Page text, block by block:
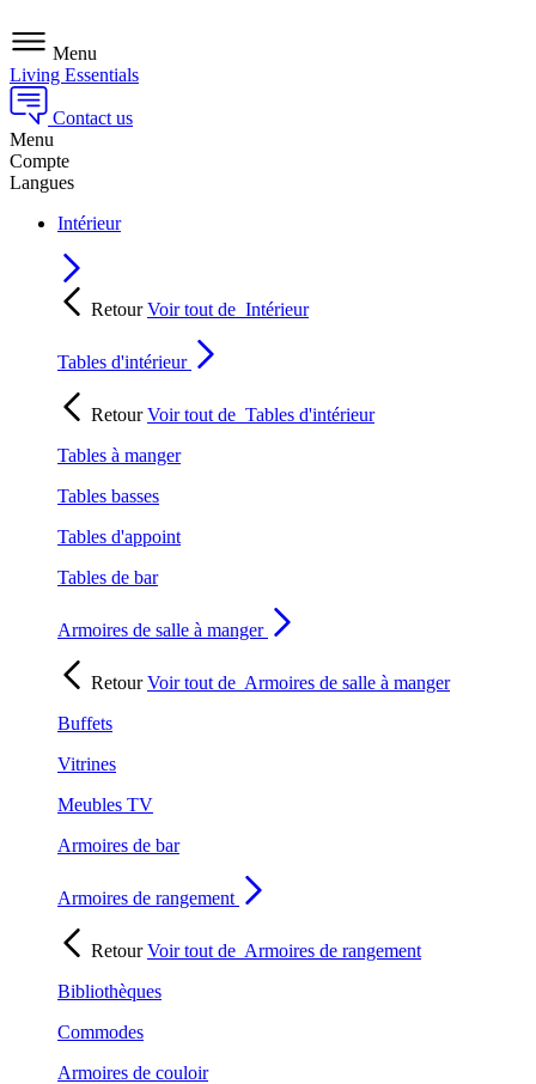
Menu
Living Essentials
Contact us
Menu
Compte
Langues
Intérieur
RetourVoir tout de Intérieur
Tables d'intérieur
RetourVoir tout de Tables d'intérieur
Tables à manger
Tables basses
Tables d'appoint
Tables de bar
Armoires de salle à manger
RetourVoir tout de Armoires de salle à manger
Buffets
Vitrines
Meubles TV
Armoires de bar
Armoires de rangement
RetourVoir tout de Armoires de rangement
Bibliothèques
Commodes
Armoires de couloir